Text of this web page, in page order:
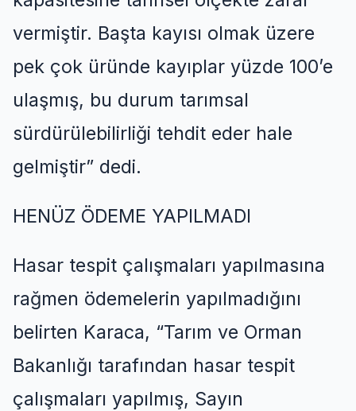
vermiştir. Başta kayısı olmak üzere
pek çok üründe kayıplar yüzde 100’e
ulaşmış, bu durum tarımsal
sürdürülebilirliği tehdit eder hale
gelmiştir” dedi.
HENÜZ ÖDEME YAPILMADI
Hasar tespit çalışmaları yapılmasına
rağmen ödemelerin yapılmadığını
belirten Karaca, “Tarım ve Orman
Bakanlığı tarafından hasar tespit
çalışmaları yapılmış, Sayın